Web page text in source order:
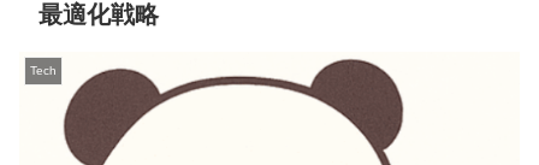
最適化戦略
Tech